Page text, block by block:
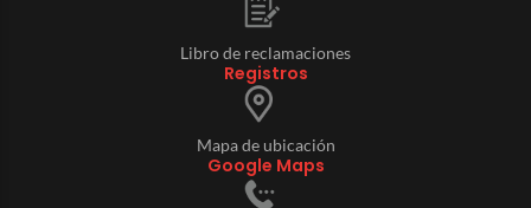
Libro de reclamaciones
Registros
Mapa de ubicación
Google Maps